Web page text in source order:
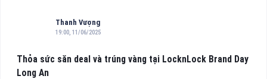
Thanh Vượng
19:00, 11/06/2025
Thỏa sức săn deal và trúng vàng tại LocknLock Brand Day
Long An